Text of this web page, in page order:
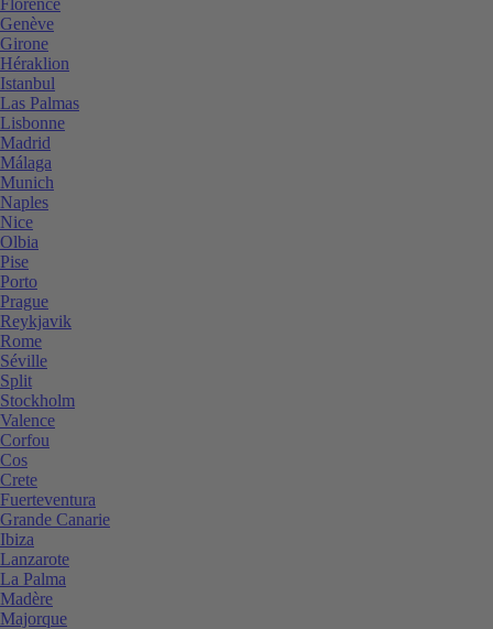
Genève
Girone
Héraklion
Istanbul
Las Palmas
Lisbonne
Madrid
Málaga
Munich
Naples
Nice
Olbia
Pise
Porto
Prague
Reykjavik
Rome
Séville
Split
Stockholm
Valence
Corfou
Cos
Crete
Fuerteventura
Grande Canarie
Ibiza
Lanzarote
La Palma
Madère
Majorque